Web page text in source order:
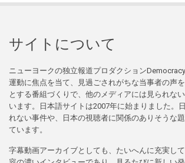
サイトについて
ニューヨークの独立報道プロダクション
運動に焦点を当て、見過ごされがちな当事者の声
とする番組づくりで、他のメディアには見られな
います。日本語サイトは2007年に始まりました。
れない事件や、日本の視聴者に関係のありそうな
ています。
字幕動画アーカイブとしても、たいへんに充実し